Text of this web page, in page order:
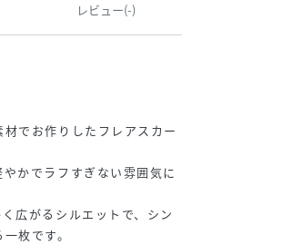
レビュー(-)
でお作りしたフレアスカー
かでラフすぎない雰囲気に
広がるシルエットで、シン
枚です。